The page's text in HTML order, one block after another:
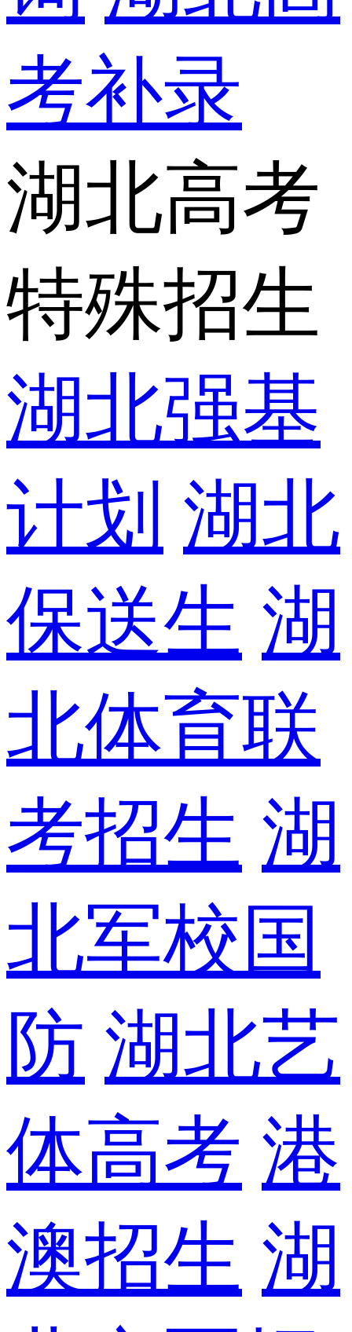
考补录
湖北高考
特殊招生
湖北强基
计划 湖北
保送生 湖
北体育联
考招生 湖
北军校国
防 湖北艺
体高考 港
澳招生 湖